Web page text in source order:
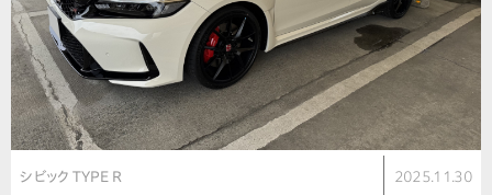
シビック TYPE R 2025.11.30